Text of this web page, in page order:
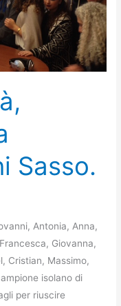
Sasso.
Antonia, Anna,
Giovanna,
Cristian, Massimo,
isolano di
per riuscire